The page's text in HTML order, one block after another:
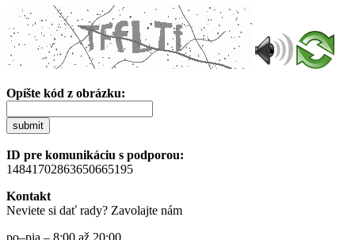
Opíšte kód z obrázku:
submit
ID pre komunikáciu s podporou:
14841702863650665195
Kontakt
Neviete si dať rady? Zavolajte nám
po–pia – 8:00 až 20:00